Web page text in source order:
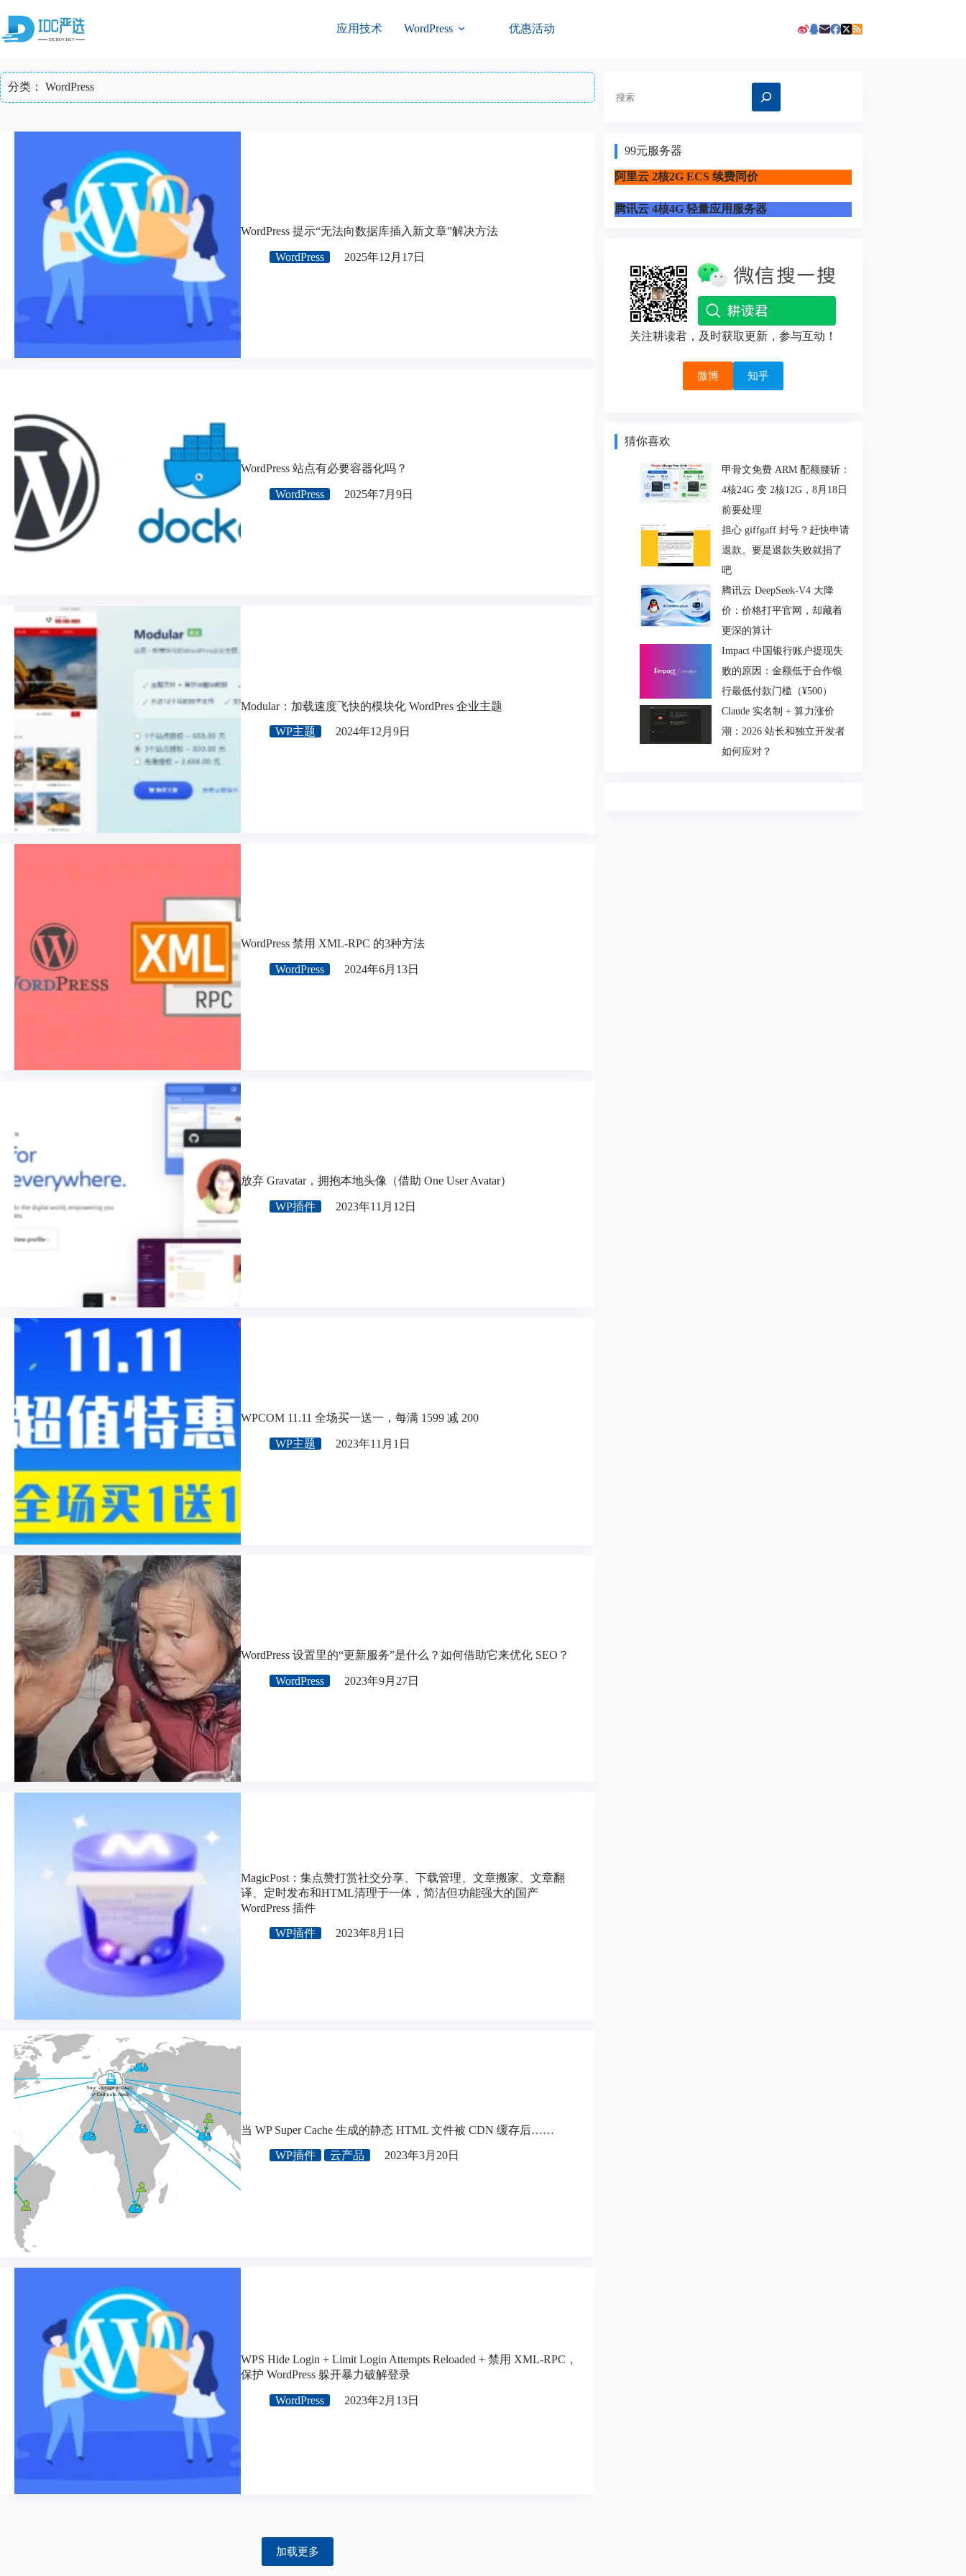
内
应用技术 WordPress 优惠活动
分类： WordPress
WordPress 提示“无法向数据库插入新文章”解决方法
WordPress 2025年12月17日
WordPress 站点有必要容器化吗？
WordPress 2025年7月9日
Modular：加载速度飞快的模块化 WordPres 企业主题
WP主题 2024年12月9日
WordPress 禁用 XML-RPC 的3种方法
WordPress 2024年6月13日
放弃 Gravatar，拥抱本地头像（借助 One User Avatar）
WP插件 2023年11月12日
WPCOM 11.11 全场买一送一，每满 1599 减 200
WP主题 2023年11月1日
WordPress 设置里的“更新服务”是什么？如何借助它来优化 SEO？
WordPress 2023年9月27日
MagicPost：集点赞打赏社交分享、下载管理、文章搬家、文章翻
译、定时发布和HTML清理于一体，简洁但功能强大的国产
WordPress 插件
WP插件 2023年8月1日
当 WP Super Cache 生成的静态 HTML 文件被 CDN 缓存后……
WP插件 云产品 2023年3月20日
WPS Hide Login + Limit Login Attempts Reloaded + 禁用 XML-RPC，
保护 WordPress 躲开暴力破解登录
WordPress 2023年2月13日
加载更多
索
99元服务器
阿里云 2核2G ECS 续费同价
腾讯云 4核4G 轻量应用服务器
关注耕读君，及时获取更新，参与互动！
微博 知乎
猜你喜欢
甲骨文免费 ARM 配额腰斩：
4核24G 变 2核12G，8月18日
前要处理
担心 giffgaff 封号？赶快申请
退款。要是退款失败就捐了
吧
腾讯云 DeepSeek-V4 大降
价：价格打平官网，却藏着
更深的算计
Impact 中国银行账户提现失
败的原因：金额低于合作银
行最低付款门槛（¥500）
Claude 实名制 + 算力涨价
潮：2026 站长和独立开发者
如何应对？